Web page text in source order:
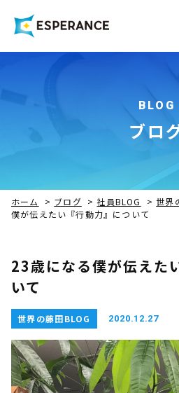
BLOG
ブロ
ホーム > ブログ > 社員BLOG >世界
僕が伝えたい『行動力』について
23歳になる僕が伝えた
いて
世界の藤田BLOG 2020.12.27